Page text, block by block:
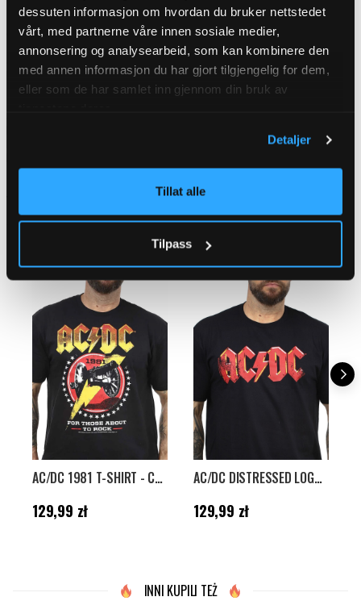
dessuten informasjon om hvordan du bruker nettstedet
vårt, med partnerne våre innen sosiale medier,
annonsering og analysearbeid, som kan kombinere den
med annen informasjon du har gjort tilgjengelig for dem,
eller som de har samlet inn gjennom din bruk av
Detaljer
Tillat alle
Tilpass
Czarna koszulka AC/DC 1979
Oddaj hołd ikonom rocka dzięki tej stylowej koszulce ze 100% bawełny
z efektownym nadrukiem z przodu. Klasyczny krój z okrągłym
którzy kochają klasyczny rockowy styl!
POWIĄZANE PRODUKTY
AC/DC 1981 T-SHIRT - CZARNY
Cena :129,99 zł
129,99 zł
AC/DC DISTRESSED LOGO T-SHIRT - CZARNY
Cena :129,99 zł
129,99 zł
INNI KUPILI TEŻ